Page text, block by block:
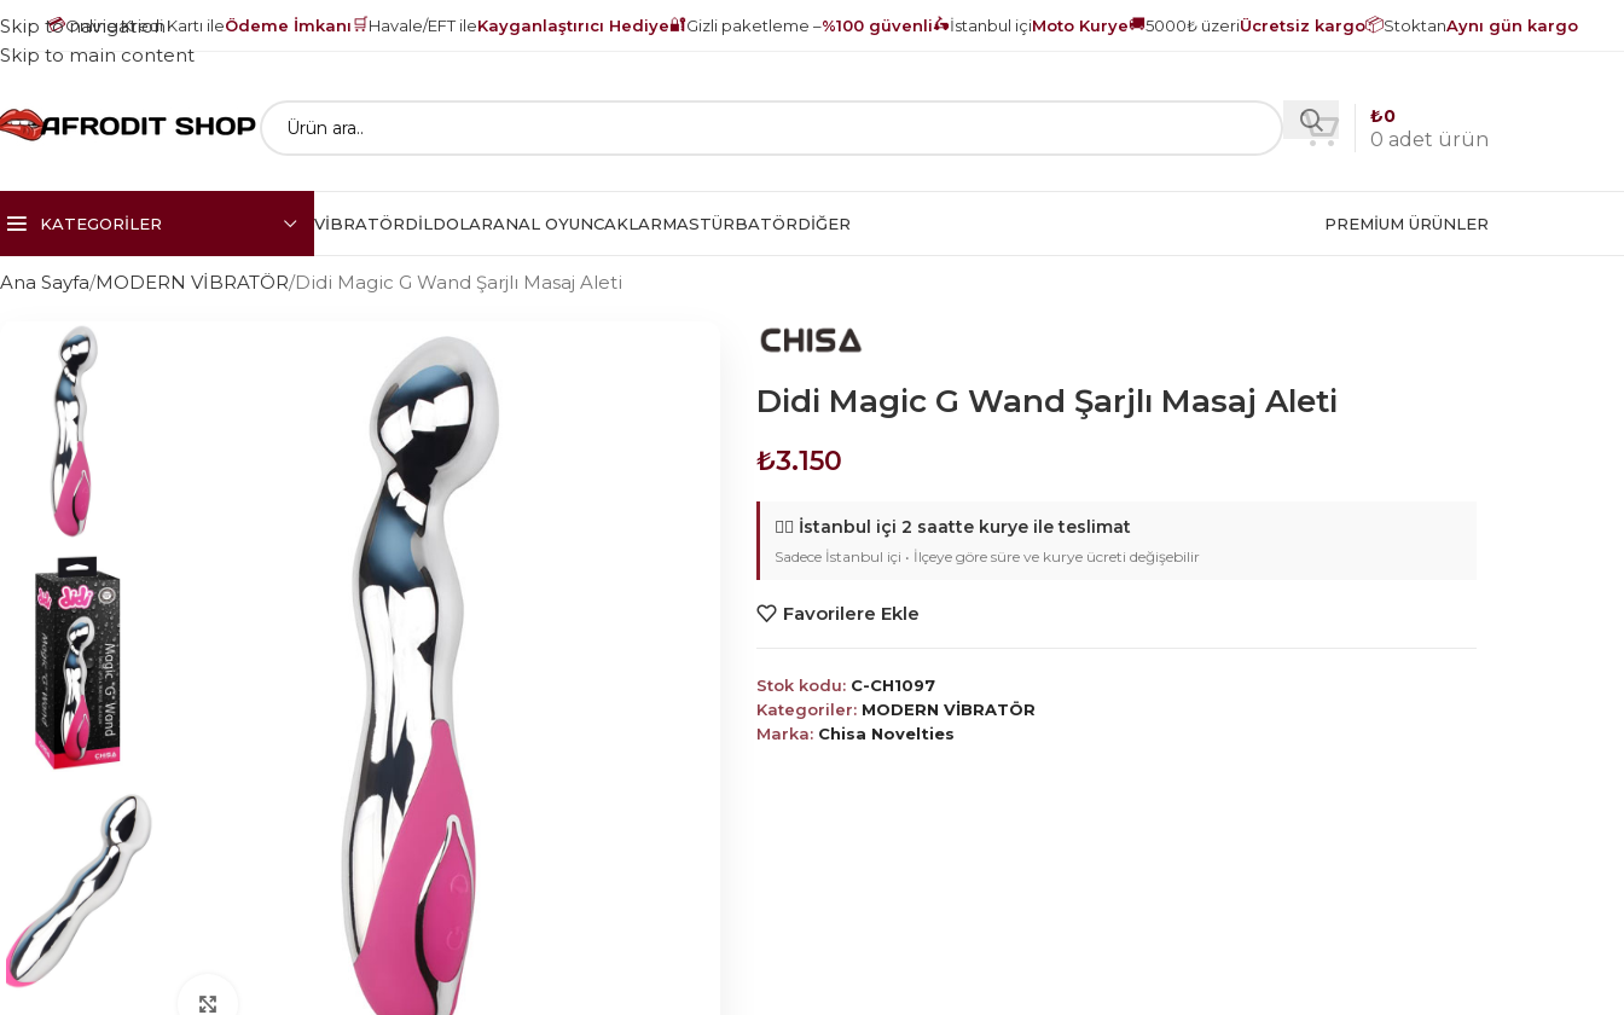
💳Online Kredi Kartı ileÖdeme İmkanı🛒Havale/EFT ileKayganlaştırıcı Hediye🔐Gizli paketleme –%100 güvenli🛵İstanbul içiMoto Kurye🚚5000₺ üzeriÜcretsiz kargo📦StoktanAynı gün kargo
Skip to navigation
Skip to main content
0 adet ürün
₺0
KATEGORILER VIBRATÖRDILDOLARANAL OYUNCAKLARMASTÜRBATÖRDIĞER PREMIUM ÜRÜNLER
Ana Sayfa MODERN VİBRATÖR Didi Magic G Wand Şarjlı Masaj Aleti
Click to enlarge
Didi Magic G Wand Şarjlı Masaj Aleti
₺3.150
🚴‍♂️ İstanbul içi 2 saatte kurye ile teslimat
Sadece İstanbul içi • İlçeye göre süre ve kurye ücreti değişebilir
Favorilere Ekle
Stok kodu: C-CH1097
Kategoriler: MODERN VİBRATÖR
Marka: Chisa Novelties